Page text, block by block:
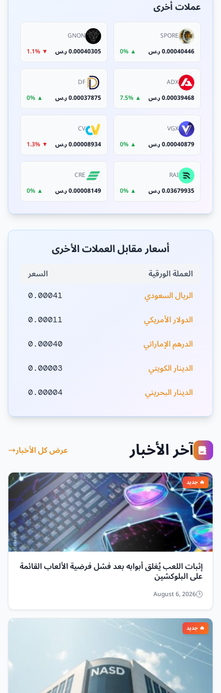
عملات أخرى
SPORE
0.00040446 ر.س
▲ 0%
GNON
0.00040305 ر.س
▼ 1.1%
ADX
0.00039468 ر.س
▲ 7.5%
DF
0.00037875 ر.س
▲ 0%
VGX
0.00040879 ر.س
▲ 0%
CV
0.00008934 ر.س
▼ 1.3%
RAI
0.03679935 ر.س
▲ 0%
CRE
0.00008149 ر.س
▲ 0%
أسعار مقابل العملات الأخرى
العملة الورقية
السعر
الريال السعودي
0.00041
الدولار الأمريكي 0.00011
الدرهم الإماراتي 0.00040
الدينار الكويتي 0.00003
الدينار البحريني 0.00004
آخر الأخبار عرض كل الأخبار
إثبات اللعب يُغلق أبوابه بعد فشل فرضية الألعاب القائمة
على البلوكشين
August 6, 2026